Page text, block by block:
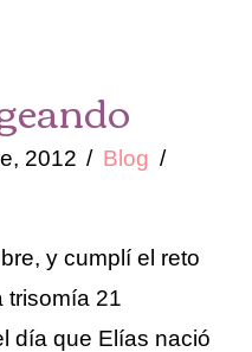
2012
Blog
y cumplí el reto
trisomía 21
día que Elías nació